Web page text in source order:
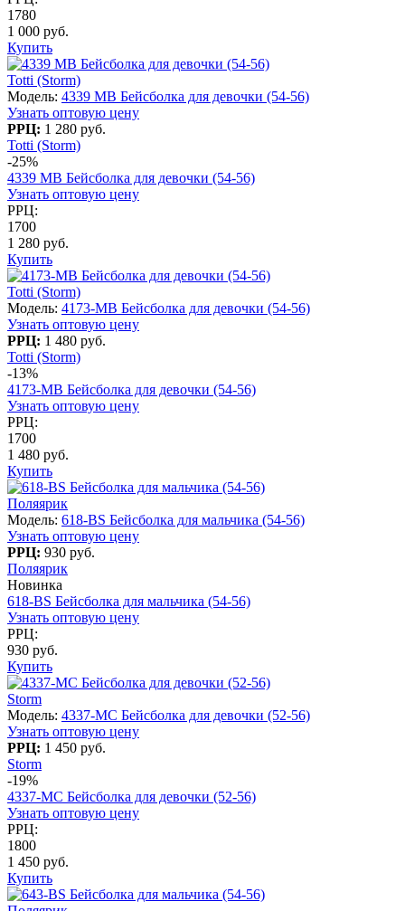
1780
1 000 руб.
Купить
Totti (Storm)
Модель: 4339 МB Бейсболка для девочки (54-56)
Узнать оптовую цену
РРЦ: 1 280 руб.
Totti (Storm)
-25%
4339 МB Бейсболка для девочки (54-56)
Узнать оптовую цену
РРЦ:
1700
1 280 руб.
Купить
Totti (Storm)
Модель: 4173-МB Бейсболка для девочки (54-56)
Узнать оптовую цену
РРЦ: 1 480 руб.
Totti (Storm)
-13%
4173-МB Бейсболка для девочки (54-56)
Узнать оптовую цену
РРЦ:
1700
1 480 руб.
Купить
Поляярик
Модель: 618-BS Бейсболка для мальчика (54-56)
Узнать оптовую цену
РРЦ: 930 руб.
Поляярик
Новинка
618-BS Бейсболка для мальчика (54-56)
Узнать оптовую цену
РРЦ:
930 руб.
Купить
Storm
Модель: 4337-МС Бейсболка для девочки (52-56)
Узнать оптовую цену
РРЦ: 1 450 руб.
Storm
-19%
4337-МС Бейсболка для девочки (52-56)
Узнать оптовую цену
РРЦ:
1800
1 450 руб.
Купить